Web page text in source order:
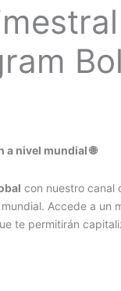
nivel mundial 🌐
con nuestro canal
Accede a un
te permitirán